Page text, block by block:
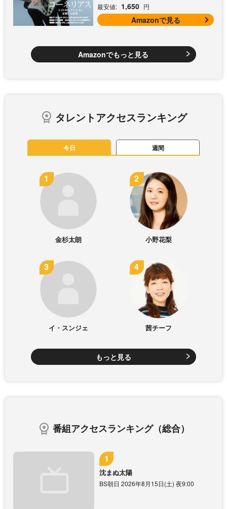
最安値: 1,650 円
Amazonで見る
Amazonでもっと見る
タレントアクセスランキング
今日 週間
金杉太朗 小野花梨
イ・スンジェ 茜チーフ
もっと見る
番組アクセスランキング（総合）
沈まぬ太陽
BS朝日 2026年8月15日(土) 夜9:00